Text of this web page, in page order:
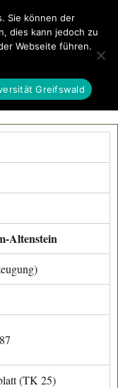
MENÜ
Altenstein
(TK 25)
Sie können der
dies kann jedoch zu
Webseite führen.
Greifswald